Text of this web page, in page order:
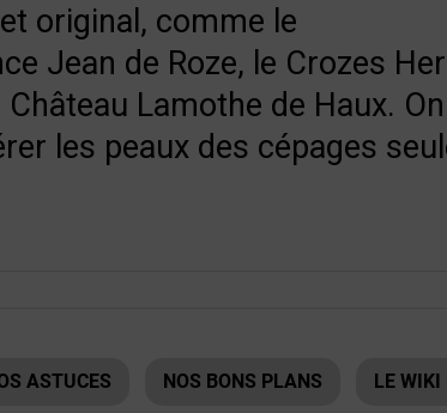
ASTUCES NOS BONS PLANS LE WIKI
original, comme le
Jean de Roze, le Crozes
Lamothe de Haux.
les peaux des cépages